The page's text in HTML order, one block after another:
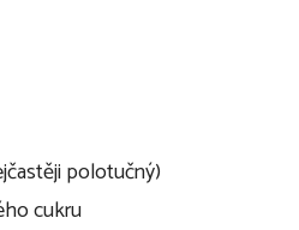
polotučný)
cukru